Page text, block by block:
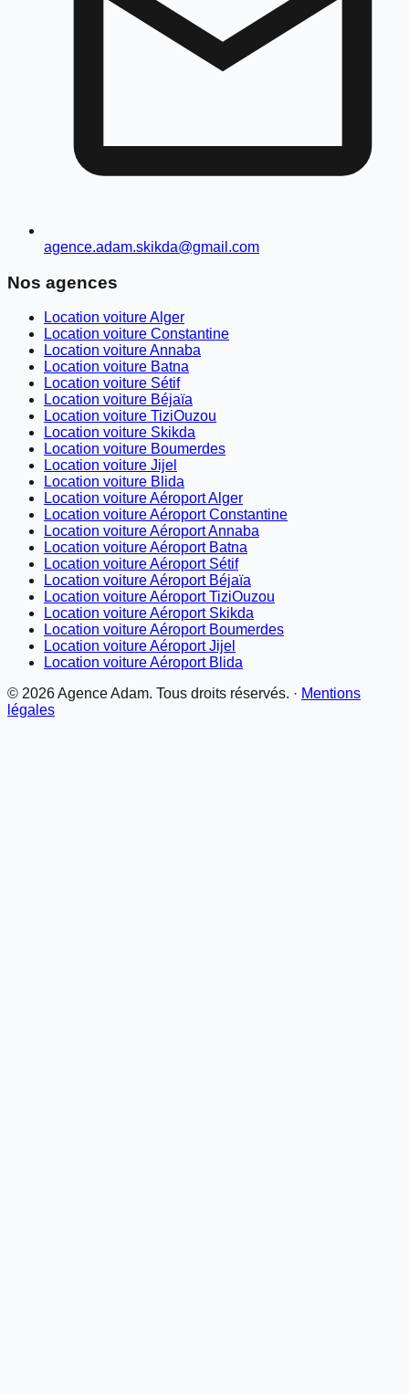
agence.adam.skikda@gmail.com
Nos agences
Location voiture Alger
Location voiture Constantine
Location voiture Annaba
Location voiture Batna
Location voiture Sétif
Location voiture Béjaïa
Location voiture TiziOuzou
Location voiture Skikda
Location voiture Boumerdes
Location voiture Jijel
Location voiture Blida
Location voiture Aéroport Alger
Location voiture Aéroport Constantine
Location voiture Aéroport Annaba
Location voiture Aéroport Batna
Location voiture Aéroport Sétif
Location voiture Aéroport Béjaïa
Location voiture Aéroport TiziOuzou
Location voiture Aéroport Skikda
Location voiture Aéroport Boumerdes
Location voiture Aéroport Jijel
Location voiture Aéroport Blida
© 2026Agence Adam. Tous droits réservés. · Mentions
légales